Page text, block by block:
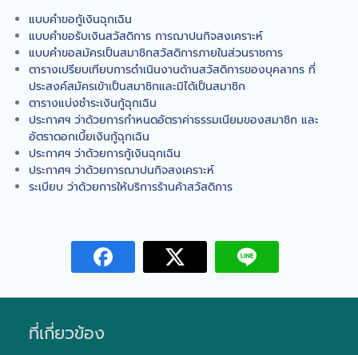
แบบคำขอกู้เงินฉุกเฉิน
แบบคำขอรับเงินสวัสดิการ การฌาปนกิจสงเคราะห์
แบบคำขอสมัครเป็นสมาชิกสวัสดิการภายในส่วนราชการ
ตารางเปรียบเทียบการดำเนินงานด้านสวัสดิการของบุคลากร ที่
ประสงค์สมัครเข้าเป็นสมาชิกและมิได้เป็นสมาชิก
ตารางแบ่งชำระเงินกู้ฉุกเฉิน
ประกาศฯ ว่าด้วยการกำหนดอัตราค่าธรรมเนียมของสมาชิก และ
อัตราดอกเบี้ยเงินกู้ฉุกเฉิน
ประกาศฯ ว่าด้วยการกู้เงินฉุกเฉิน
ประกาศฯ ว่าด้วยการฌาปนกิจสงเคราะห์
ระเบียบ ว่าด้วยการให้บริการร้านค้าสวัสดิการ
ที่เกี่ยวข้อง